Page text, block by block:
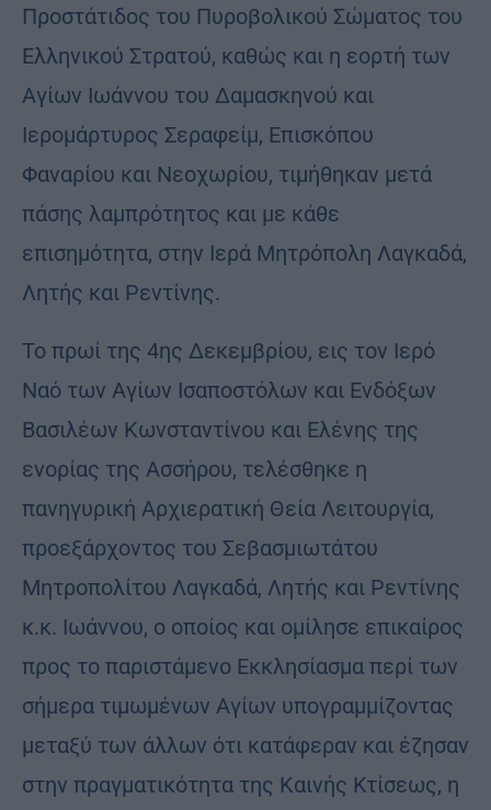
Προστάτιδος του Πυροβολικού Σώματος του
Ελληνικού Στρατού, καθώς και η εορτή των
Αγίων Ιωάννου του Δαμασκηνού και
Ιερομάρτυρος Σεραφείμ, Επισκόπου
Φαναρίου και Νεοχωρίου, τιμήθηκαν μετά
πάσης λαμπρότητος και με κάθε
επισημότητα, στην Ιερά Μητρόπολη Λαγκαδά,
Λητής και Ρεντίνης.
Το πρωί της 4ης Δεκεμβρίου, εις τον Ιερό
Ναό των Αγίων Ισαποστόλων και Ενδόξων
Βασιλέων Κωνσταντίνου και Ελένης της
ενορίας της Ασσήρου, τελέσθηκε η
πανηγυρική Αρχιερατική Θεία Λειτουργία,
προεξάρχοντος του Σεβασμιωτάτου
Μητροπολίτου Λαγκαδά, Λητής και Ρεντίνης
κ.κ. Ιωάννου, ο οποίος και ομίλησε επικαίρος
προς το παριστάμενο Εκκλησίασμα περί των
σήμερα τιμωμένων Αγίων υπογραμμίζοντας
μεταξύ των άλλων ότι κατάφεραν και έζησαν
στην πραγματικότητα της Καινής Κτίσεως, η